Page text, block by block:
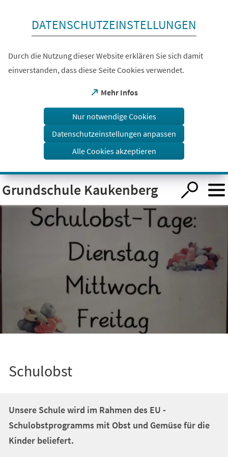
Visuelle
Assistenzsoftware
öffnen.
DATENSCHUTZEINSTELLUNGEN
Durch die Nutzung dieser Website erklären Sie sich damit
einverstanden, dass diese Seite Cookies verwendet.
Mehr Infos
(Öffnet
einem
Tab)
Nur notwendige Cookies
Datenschutzeinstellungen anpassen
Alle Cookies akzeptieren
Grundschule Kaukenberg
Schulobst
Unsere Schule wird im Rahmen des EU -
Schulobstprogramms mit Obst und Gemüse für die
Kinder beliefert.